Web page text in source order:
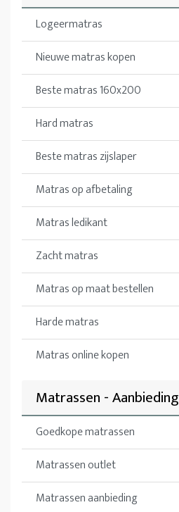
Logeermatras
Nieuwe matras kopen
Beste matras 160x200
Hard matras
Beste matras zijslaper
Matras op afbetaling
Matras ledikant
Zacht matras
Matras op maat bestellen
Harde matras
Matras online kopen
Matrassen - Aanbieding
Goedkope matrassen
Matrassen outlet
Matrassen aanbieding